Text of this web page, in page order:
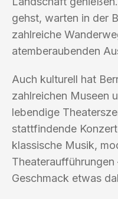
gehst, warten in der
zahlreiche
atemberaubenden
Auch kulturell hat
zahlreichen Museen
lebendige
stattfindende
klassische Musik,
Theateraufführungen
Geschmack etwas